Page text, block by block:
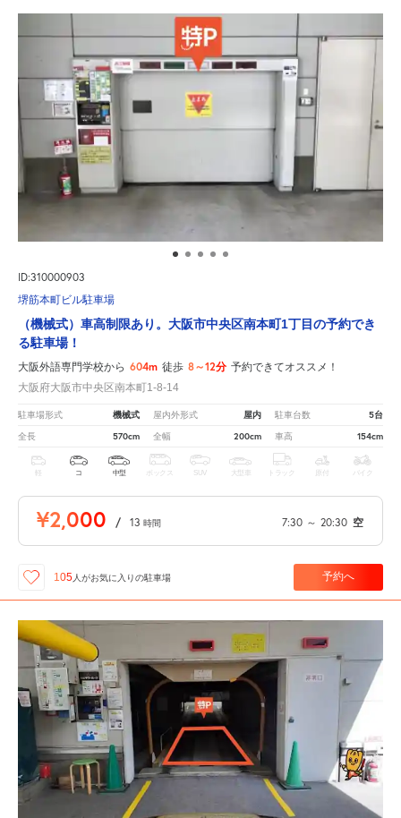
ID:310000903
堺筋本町ビル駐車場
（機械式）車高制限あり。大阪市中央区南本町1丁目の予約でき
る駐車場！
大阪外語専門学校から 604m 徒歩 8～12分 予約できてオススメ！
大阪府大阪市中央区南本町1-8-14
駐車場形式 機械式 屋内外形式 屋内 駐車台数 5台
全長 570cm 全幅 200cm 車高 154cm
軽 コ 中型 ボックス SUV 大型車 トラック 原付 バイク
¥2,000 / 13 時間 7:30 ～ 20:30 空
105 人がお気に入りの駐車場 予約へ